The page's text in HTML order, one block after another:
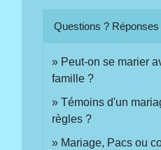
Questions ? Réponses
Peut-on se marier
famille ?
Témoins d'un
règles ?
Mariage, Pacs ou